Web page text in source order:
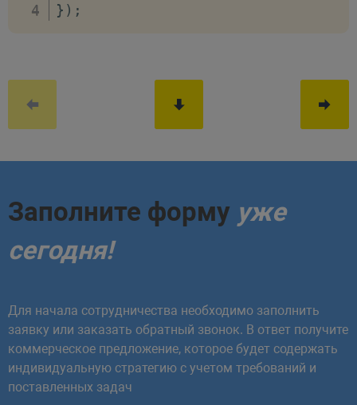
} ) ;
Заполните форму уже
сегодня!
Для начала сотрудничества необходимо заполнить
заявку или заказать обратный звонок. В ответ получите
коммерческое предложение, которое будет содержать
индивидуальную стратегию с учетом требований и
поставленных задач